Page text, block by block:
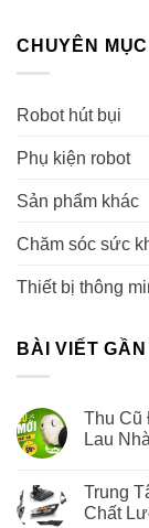
CHUYÊN
Robot hút bụi
Phụ kiện robot
Sản phẩm khác
Chăm sóc sức
Thiết bị thông
BÀI VIẾT
Thu Cũ
Lau Nhà
Trung
Chất